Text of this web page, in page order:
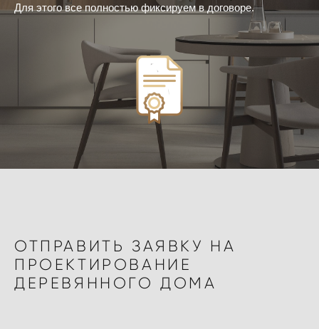
Для этого все полностью фиксируем в договоре.
ОТПРАВИТЬ ЗАЯВКУ НА
ПРОЕКТИРОВАНИЕ
ДЕРЕВЯННОГО ДОМА